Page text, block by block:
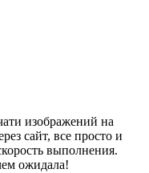
изображений на
сайт, все просто и
выполнения.
ожидала!